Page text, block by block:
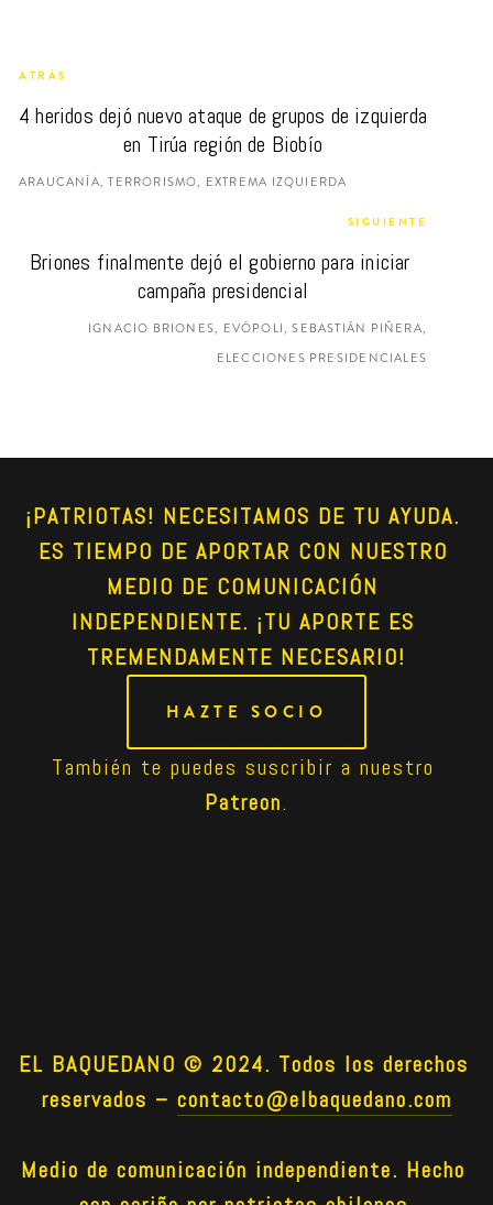
ATRÁS
4 heridos dejó nuevo ataque de grupos de izquierda
en Tirúa región de Biobío
ARAUCANÍA, TERRORISMO, EXTREMA IZQUIERDA
SIGUIENTE
Briones finalmente dejó el gobierno para iniciar
campaña presidencial
IGNACIO BRIONES, EVÓPOLI, SEBASTIÁN PIÑERA,
ELECCIONES PRESIDENCIALES
¡PATRIOTAS! NECESITAMOS DE TU AYUDA.
ES TIEMPO DE APORTAR CON NUESTRO
MEDIO DE COMUNICACIÓN
INDEPENDIENTE. ¡TU APORTE ES
TREMENDAMENTE NECESARIO!
HAZTE SOCIO
Patreon.
EL BAQUEDANO © 2024. Todos los derechos
reservados – contacto@elbaquedano.com
Medio de comunicación independiente. Hecho